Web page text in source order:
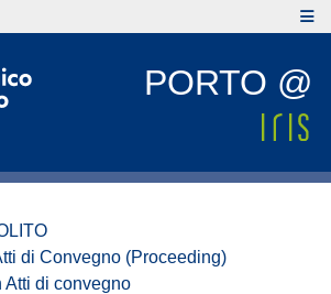
PORTO @
di Convegno (Proceeding)
Atti di convegno